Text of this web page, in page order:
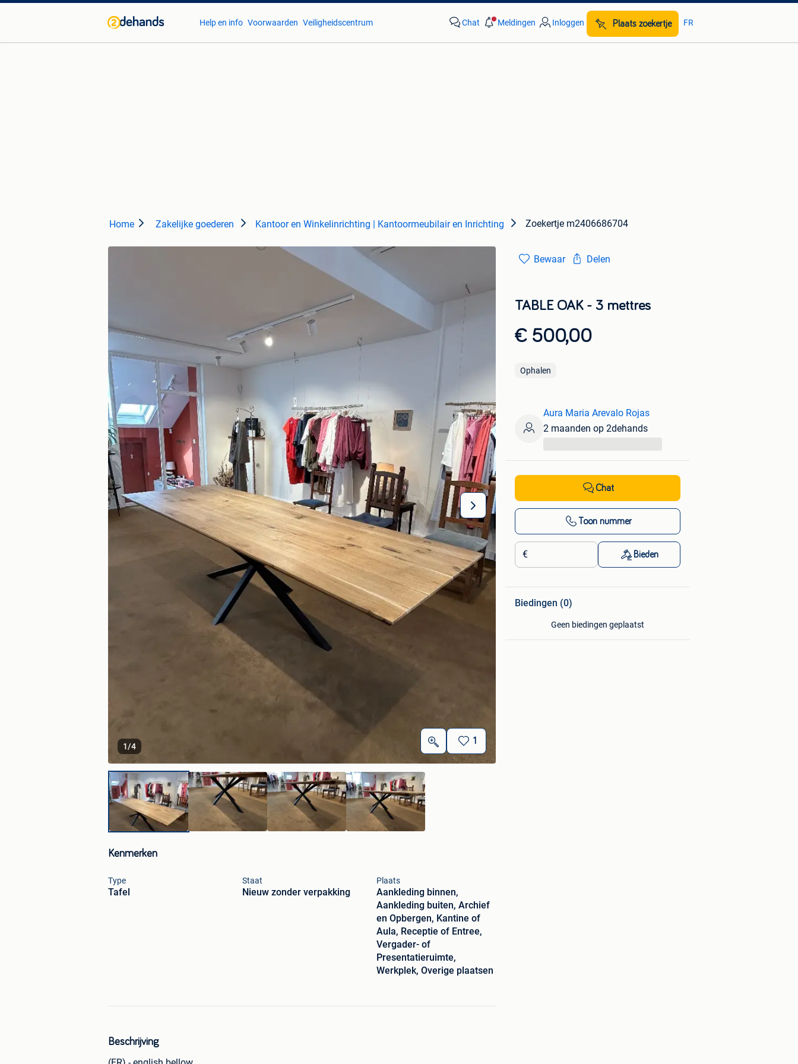
Help en info Voorwaarden Veiligheidscentrum Chat Meldingen Inloggen Plaats zoekertje FR
Home Zakelijke goederen Kantoor en Winkelinrichting | Kantoormeubilair en Inrichting Zoekertje m2406686704
1/4
1
Kenmerken
Type
Tafel
Staat
Nieuw zonder verpakking
Plaats
Aankleding binnen,
Aankleding buiten, Archief
en Opbergen, Kantine of
Aula, Receptie of Entree,
Vergader- of
Presentatieruimte,
Werkplek, Overige plaatsen
Beschrijving
Bewaar Delen
TABLE OAK - 3 mettres
€ 500,00
Ophalen
Aura Maria Arevalo Rojas
2 maanden op 2dehands
Chat
Toon nummer
€ Bieden
Biedingen (0)
Geen biedingen geplaatst